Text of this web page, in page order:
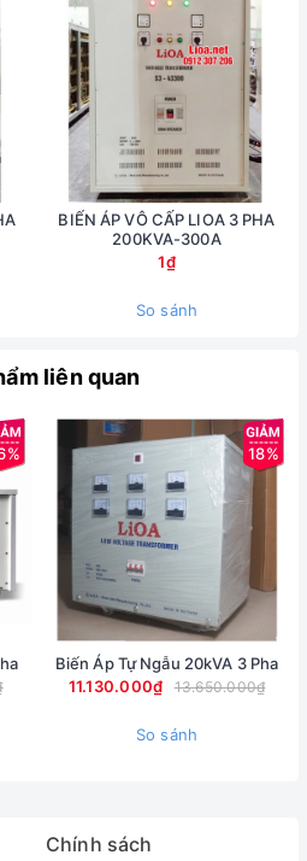
BIẾN ÁP VÔ CẤP LIOA 3 PHA
200KVA-300A
1₫
So sánh
liên quan
18%
Biến Áp Tự Ngẫu 20kVA 3 Pha
11.130.000₫
13.650.000₫
So sánh
Chính sách